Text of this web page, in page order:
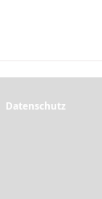
Datenschutz